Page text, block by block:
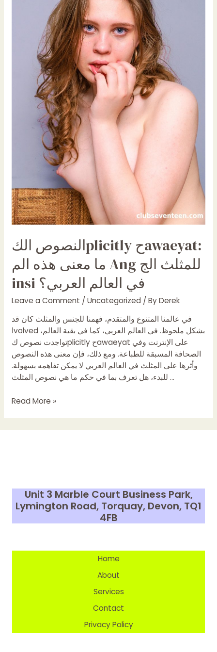
النصوص الكplicitly حawaeyat:
ما معنى هذه الم Ang للمثلث الج
insi في العالم العربي؟
Leave a Comment / Uncategorized/ ByDerek
في عالمنا المتنوع والمتقدم، فهمنا للجنس والمثلث كان قد
اvolved بشكل ملحوظ. في العالم العربي، كما في بقية العالم،
تواجدت نصوص كplicitly حawaeyat على الإنترنت وفي
الصحافة المسبقة للطباعة. ومع ذلك، فإن معنى هذه النصوص
وأثرها على المثلث في العالم العربي لا يمكن تفاهمه بسهولة.
للبدء، هل تعرف بما في حكم ما هي نصوص المثلث …
النصوص
للمثلث
الج
العربي؟
Read More »
Unit 3 Marble Court Business Park,
Lymington Road, Torquay, Devon, TQ1
4FB
Home
About
Services
Contact
Privacy Policy